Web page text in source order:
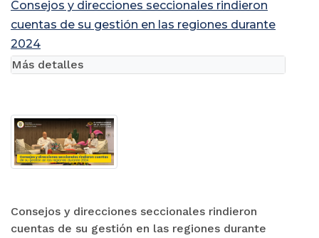
Consejos y direcciones seccionales rindieron
cuentas de su gestión en las regiones durante
2024
Consejos y direcciones seccionales rindieron
cuentas de su gestión en las regiones durante
Más detalles